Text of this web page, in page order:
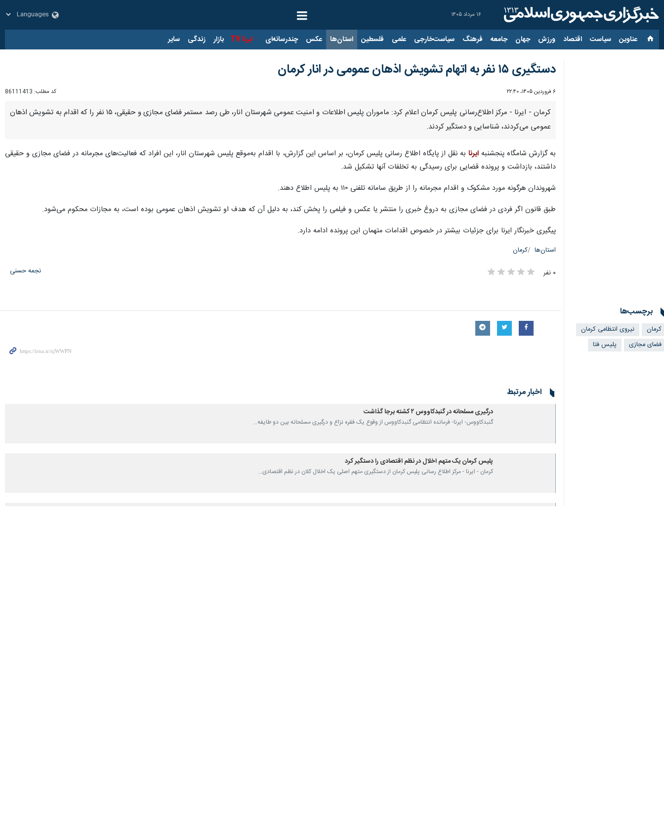
۱۶ مرداد ۱۴۰۵
عناوین‌ سیاست اقتصاد ورزش جهان جامعه فرهنگ سیاست‌خارجی علمی فلسطین استان‌ها عکس چندرسانه‌ای ایرنا TV بازار زندگی سایر
دستگیری ۱۵ نفر به اتهام تشویش اذهان عمومی در انار کرمان‌
۶ فروردین ۱۴۰۵، ۲۲:۴۰ کد مطلب: 86111413
کرمان - ایرنا - مرکز اطلاع‌رسانی پلیس کرمان اعلام کرد: ماموران پلیس اطلاعات و امنیت عمومی شهرستان انار، طی رصد مستمر فضای مجازی و حقیقی، ۱۵ نفر را که اقدام به تشویش اذهان
عمومی می‌کردند، شناسایی و دستگیر کردند.
به گزارش شامگاه پنجشنبهایرنا به نقل از پایگاه اطلاع رسانی پلیس کرمان، بر اساس این گزارش، با اقدام به‌موقع پلیس شهرستان انار، این افراد که فعالیت‌های مجرمانه در فضای مجازی و حقیقی
داشتند، بازداشت و پرونده قضایی برای رسیدگی به تخلفات آنها تشکیل شد.
شهروندان هرگونه مورد مشکوک و اقدام مجرمانه را از طریق سامانه تلفنی ۱۱۰ به پلیس اطلاع دهند.
طبق قانون‌ اگر فردی در فضای مجازی به دروغ خبری را منتشر یا عکس و فیلمی را پخش کند، به دلیل آن که هدف او تشویش اذهان عمومی بوده است، به مجازات‌ محکوم می‌شود.
پیگیری خبرنگار ایرنا برای جزئیات بیشتر در خصوص اقدامات‌ متهمان‌ این پرونده ادامه دارد.
استان‌ها کرمان
۰ نفر نجمه حسنی
برچسب‌ها
کرمان
نیروی انتظامی کرمان
فضای مجازی
پلیس فتا
اخبار مرتبط
درگیری مسلحانه در گنبدکاووس ۲ کشته برجا گذاشت
گنبدکاووس- ایرنا- فرمانده انتظامی گنبدکاووس از وقوع یک فقره نزاع و درگیری مسلحانه بین دو طایفه…
پلیس کرمان یک متهم اخلال در نظم اقتصادی را دستگیر کرد
کرمان - ایرنا - مرکز اطلاع رسانی پلیس کرمان از دستگیری متهم اصلی یک اخلال کلان در نظم اقتصادی…